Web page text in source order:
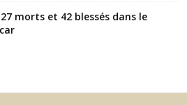
morts et 42 blessés dans le